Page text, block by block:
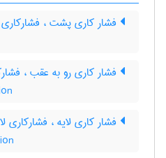
فشار کاری پشت ،
فشار کاری رو به عقب ،
فشار کاری لایه ، فشار‌کاری